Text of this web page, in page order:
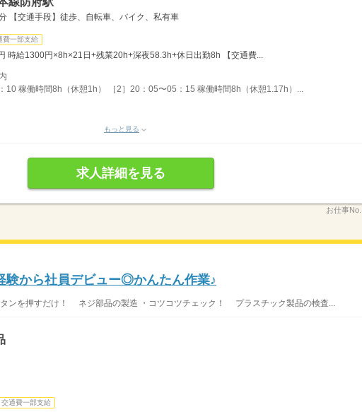
【交通手段】徒歩、自転車、バイク、私有車
費一部支給
時給1300円×8h×21日+残業20h+深夜58.3h+休日出勤8h 【交通費...
以内
10 稼働時間8h（休憩1h） ［2］20：05〜05：15 稼働時間8h（休憩1.17h）...
もっと見る
求人詳細を見る
お仕事No.
験から社員デビュー◎かんたん作業♪
タンを押すだけ！ ネジ部品の製造 ・コツコツチェック！ プラスチック製品の検査...
交通費一部支給